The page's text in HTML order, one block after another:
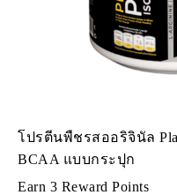
โปรตีนพืชรสออริจินัล
BCAA แบบกระปุก
Earn 3 Reward Points